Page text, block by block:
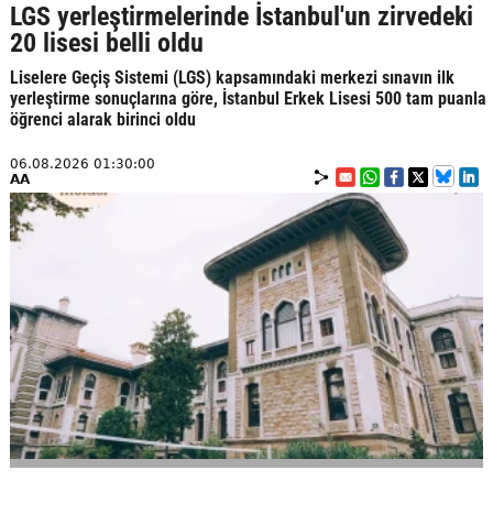
LGS yerleştirmelerinde İstanbul'un zirvedeki
20 lisesi belli oldu
Liselere Geçiş Sistemi (LGS) kapsamındaki merkezi sınavın ilk
yerleştirme sonuçlarına göre, İstanbul Erkek Lisesi 500 tam puanla
öğrenci alarak birinci oldu
06.08.2026 01:30:00
AA